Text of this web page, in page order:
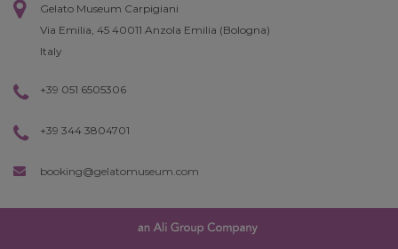
Gelato Museum Carpigiani
Via Emilia, 45 40011 Anzola Emilia (Bologna)
Italy
+39 051 6505306
+39 344 3804701
booking@gelatomuseum.com